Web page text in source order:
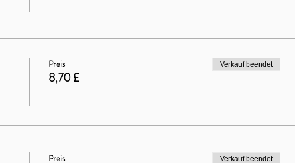
Preis
8,70 £
Verkauf beendet
Preis Verkauf beendet